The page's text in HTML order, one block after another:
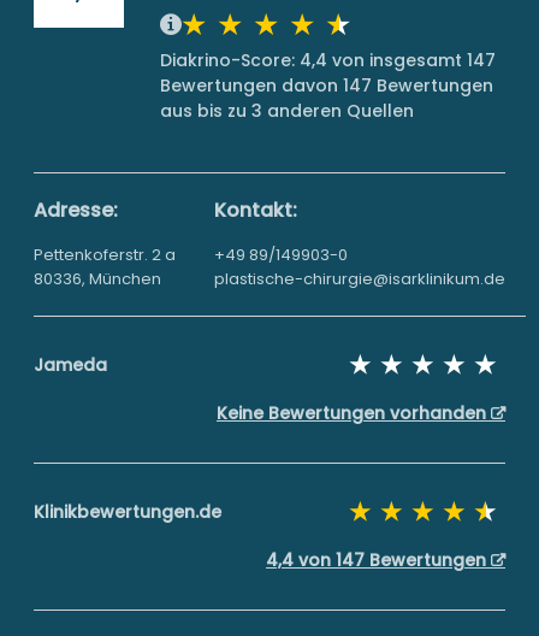
Diakrino-Score: 4,4 von insgesamt 147
Bewertungen davon 147 Bewertungen
aus bis zu 3 anderen Quellen
Adresse:
Pettenkoferstr. 2 a
80336, München
Kontakt:
+49 89/149903-0
plastische-chirurgie@isarklinikum.de
Jameda
Keine Bewertungen vorhanden
Klinikbewertungen.de
4,4 von 147 Bewertungen